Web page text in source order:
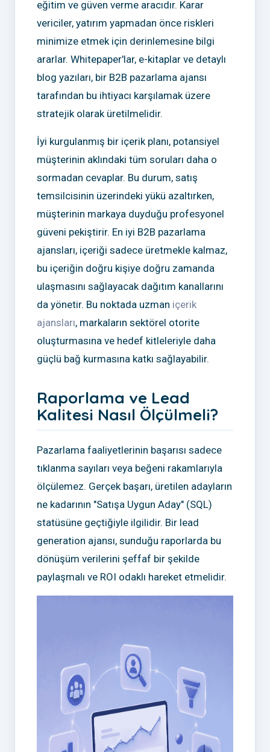
eğitim ve güven verme aracıdır. Karar
vericiler, yatırım yapmadan önce riskleri
minimize etmek için derinlemesine bilgi
ararlar. Whitepaper'lar, e-kitaplar ve detaylı
blog yazıları, bir B2B pazarlama ajansı
tarafından bu ihtiyacı karşılamak üzere
stratejik olarak üretilmelidir.
İyi kurgulanmış bir içerik planı, potansiyel
müşterinin aklındaki tüm soruları daha o
sormadan cevaplar. Bu durum, satış
temsilcisinin üzerindeki yükü azaltırken,
müşterinin markaya duyduğu profesyonel
güveni pekiştirir. En iyi B2B pazarlama
ajansları, içeriği sadece üretmekle kalmaz,
bu içeriğin doğru kişiye doğru zamanda
ulaşmasını sağlayacak dağıtım kanallarını
da yönetir. Bu noktada uzman içerik
ajansları, markaların sektörel otorite
oluşturmasına ve hedef kitleleriyle daha
güçlü bağ kurmasına katkı sağlayabilir.
Raporlama ve Lead
Kalitesi Nasıl Ölçülmeli?
Pazarlama faaliyetlerinin başarısı sadece
tıklanma sayıları veya beğeni rakamlarıyla
ölçülemez. Gerçek başarı, üretilen adayların
ne kadarının "Satışa Uygun Aday" (SQL)
statüsüne geçtiğiyle ilgilidir. Bir lead
generation ajansı, sunduğu raporlarda bu
dönüşüm verilerini şeffaf bir şekilde
paylaşmalı ve ROI odaklı hareket etmelidir.